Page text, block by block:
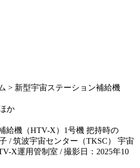
> 新型宇宙ステーション補給機
か
給機（HTV-X）1号機 把持時の
/ 筑波宇宙センター（TKSC） 宇宙
X運用管制室 / 撮影日：2025年10